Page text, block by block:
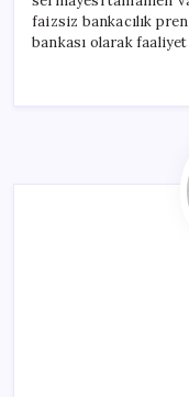
faizsiz bankacılık
bankası olarak